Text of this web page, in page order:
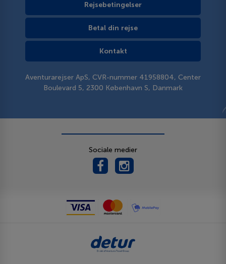
Rejsebetingelser
Betal din rejse
Kontakt
Aventurarejser ApS, CVR-nummer 41958804, Center
Boulevard 5, 2300 København S, Danmark
Sociale medier